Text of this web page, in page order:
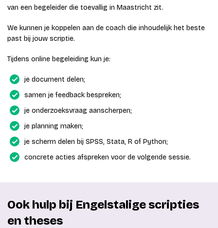
van een begeleider die toevallig in Maastricht zit.
We kunnen je koppelen aan de coach die inhoudelijk het beste
past bij jouw scriptie.
Tijdens online begeleiding kun je:
je document delen;
samen je feedback bespreken;
je onderzoeksvraag aanscherpen;
je planning maken;
je scherm delen bij SPSS, Stata, R of Python;
concrete acties afspreken voor de volgende sessie.
Ook hulp bij Engelstalige scripties
en theses